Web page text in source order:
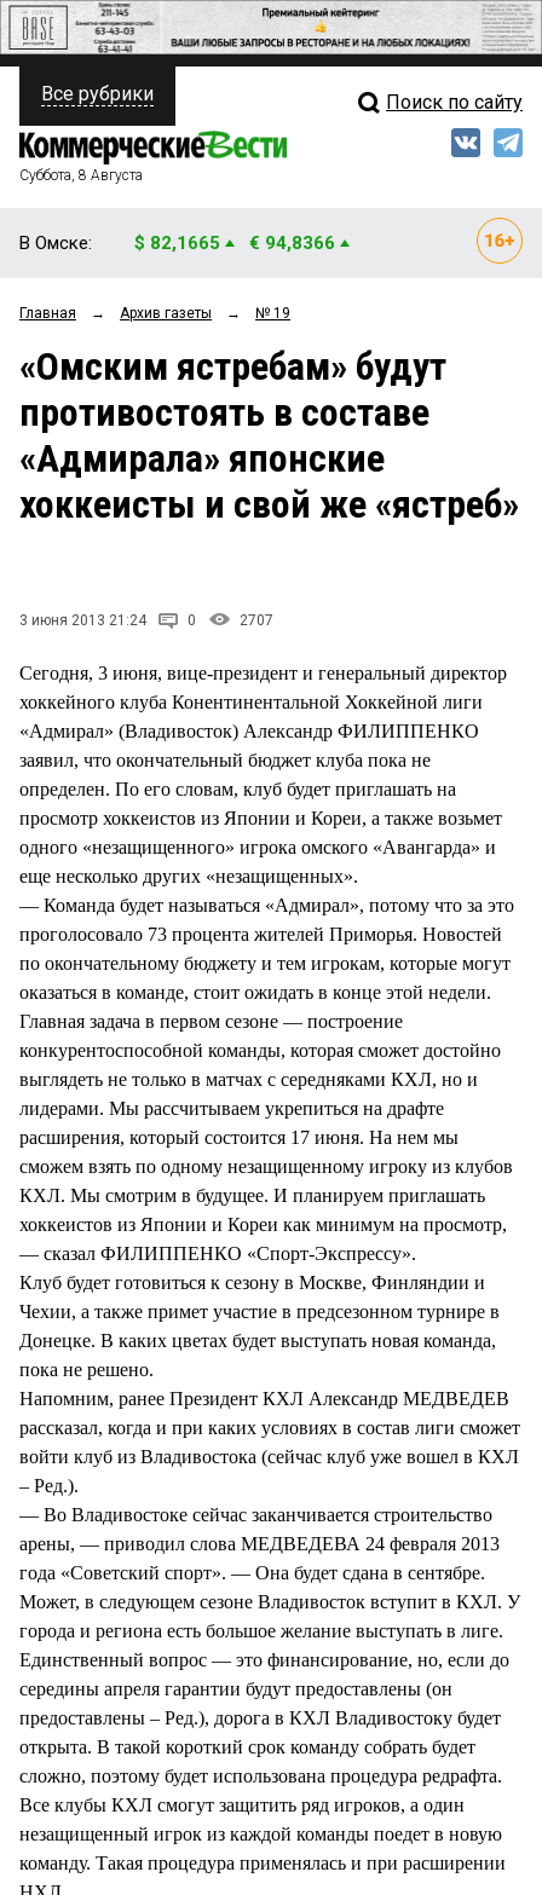
ПОЛИТИКА
ФИНАНСЫ
ОБЩЕСТВО
ЗАКОН
НОВОСТИ КОМПАНИЙ
Свежий выпуск
Рейтинги
Блоги
Архив
Все рубрики Поиск по сайту
Суббота, 8 Августа
В Омске: $ 82,1665 € 94,8366
Главная → Архив газеты → № 19
«Омским ястребам» будут
противостоять в составе
«Адмирала» японские
хоккеисты и свой же «ястреб»
3 июня 2013 21:24 0 2707
Сегодня, 3 июня, вице-президент и генеральный директор
хоккейного клуба Конентинентальной Хоккейной лиги
«Адмирал» (Владивосток) Александр ФИЛИППЕНКО
заявил, что окончательный бюджет клуба пока не
определен. По его словам, клуб будет приглашать на
просмотр хоккеистов из Японии и Кореи, а также возьмет
одного «незащищенного» игрока омского «Авангарда» и
еще несколько других «незащищенных».
— Команда будет называться «Адмирал», потому что за это
проголосовало 73 процента жителей Приморья. Новостей
по окончательному бюджету и тем игрокам, которые могут
оказаться в команде, стоит ожидать в конце этой недели.
Главная задача в первом сезоне — построение
конкурентоспособной команды, которая сможет достойно
выглядеть не только в матчах с середняками КХЛ, но и
лидерами. Мы рассчитываем укрепиться на драфте
расширения, который состоится 17 июня. На нем мы
сможем взять по одному незащищенному игроку из клубов
КХЛ. Мы смотрим в будущее. И планируем приглашать
хоккеистов из Японии и Кореи как минимум на просмотр,
— cказал ФИЛИППЕНКО «Спорт-Экспрессу».
Клуб будет готовиться к сезону в Москве, Финляндии и
Чехии, а также примет участие в предсезонном турнире в
Донецке. В каких цветах будет выступать новая команда,
пока не решено.
Напомним, ранее Президент КХЛ Александр МЕДВЕДЕВ
рассказал, когда и при каких условиях в состав лиги сможет
войти клуб из Владивостока (сейчас клуб уже вошел в КХЛ
– Ред.).
— Во Владивостоке сейчас заканчивается строительство
арены, — приводил слова МЕДВЕДЕВА 24 февраля 2013
года «Советский спорт». — Она будет сдана в сентябре.
Может, в следующем сезоне Владивосток вступит в КХЛ. У
города и региона есть большое желание выступать в лиге.
Единственный вопрос — это финансирование, но, если до
середины апреля гарантии будут предоставлены (он
предоставлены – Ред.), дорога в КХЛ Владивостоку будет
открыта. В такой короткий срок команду собрать будет
сложно, поэтому будет использована процедура редрафта.
Все клубы КХЛ смогут защитить ряд игроков, а один
незащищенный игрок из каждой команды поедет в новую
команду. Такая процедура применялась и при расширении